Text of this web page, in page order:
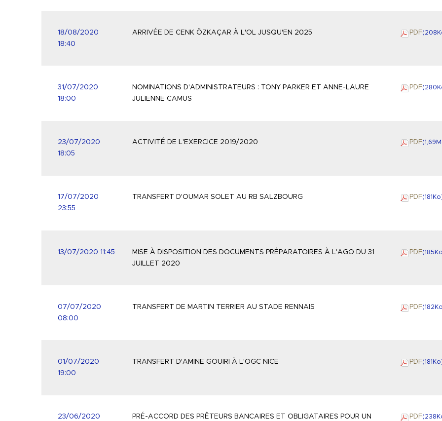
18/08/2020
18:40
ARRIVÉE DE CENK ÖZKAÇAR À L'OL JUSQU'EN 2025 PDF(208
31/07/2020
18:00
NOMINATIONS D'ADMINISTRATEURS : TONY PARKER ET ANNE-LAURE
JULIENNE CAMUS
PDF(280
23/07/2020
18:05
ACTIVITÉ DE L'EXERCICE 2019/2020 PDF(1,69
17/07/2020
23:55
TRANSFERT D'OUMAR SOLET AU RB SALZBOURG PDF(181 Ko
13/07/2020 11:45
MISE À DISPOSITION DES DOCUMENTS PRÉPARATOIRES À L'AGO DU 31
JUILLET 2020
PDF(185 Ko
07/07/2020
08:00
TRANSFERT DE MARTIN TERRIER AU STADE RENNAIS PDF(182 Ko
01/07/2020
19:00
TRANSFERT D'AMINE GOUIRI À L'OGC NICE PDF(181 Ko
23/06/2020
PRÉ-ACCORD DES PRÊTEURS BANCAIRES ET OBLIGATAIRES POUR UN
PDF(238